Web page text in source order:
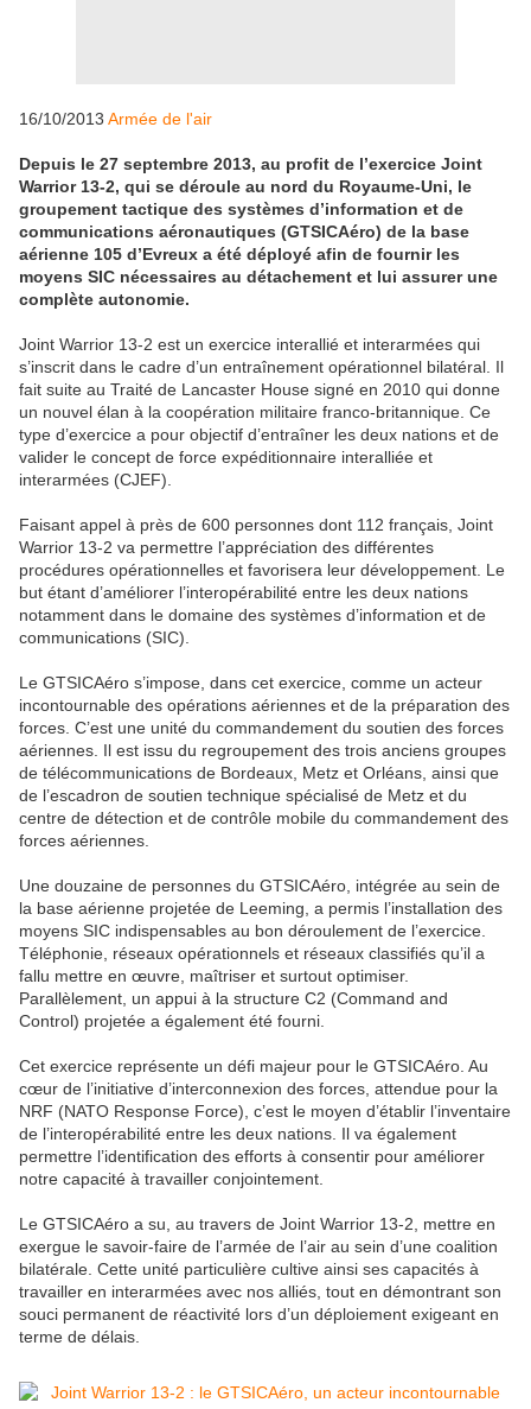
16/10/2013 Armée de l'air
Depuis le 27 septembre 2013, au profit de l’exercice Joint
Warrior 13-2, qui se déroule au nord du Royaume-Uni, le
groupement tactique des systèmes d’information et de
communications aéronautiques (GTSICAéro) de la base
aérienne 105 d’Evreux a été déployé afin de fournir les
moyens SIC nécessaires au détachement et lui assurer une
complète autonomie.
Joint Warrior 13-2 est un exercice interallié et interarmées qui
s’inscrit dans le cadre d’un entraînement opérationnel bilatéral. Il
fait suite au Traité de Lancaster House signé en 2010 qui donne
un nouvel élan à la coopération militaire franco-britannique. Ce
type d’exercice a pour objectif d’entraîner les deux nations et de
valider le concept de force expéditionnaire interalliée et
interarmées (CJEF).
Faisant appel à près de 600 personnes dont 112 français, Joint
Warrior 13-2 va permettre l’appréciation des différentes
procédures opérationnelles et favorisera leur développement. Le
but étant d’améliorer l’interopérabilité entre les deux nations
notamment dans le domaine des systèmes d’information et de
communications (SIC).
Le GTSICAéro s’impose, dans cet exercice, comme un acteur
incontournable des opérations aériennes et de la préparation des
forces. C’est une unité du commandement du soutien des forces
aériennes. Il est issu du regroupement des trois anciens groupes
de télécommunications de Bordeaux, Metz et Orléans, ainsi que
de l’escadron de soutien technique spécialisé de Metz et du
centre de détection et de contrôle mobile du commandement des
forces aériennes.
Une douzaine de personnes du GTSICAéro, intégrée au sein de
la base aérienne projetée de Leeming, a permis l’installation des
moyens SIC indispensables au bon déroulement de l’exercice.
Téléphonie, réseaux opérationnels et réseaux classifiés qu’il a
fallu mettre en œuvre, maîtriser et surtout optimiser.
Parallèlement, un appui à la structure C2 (Command and
Control) projetée a également été fourni.
Cet exercice représente un défi majeur pour le GTSICAéro. Au
cœur de l’initiative d’interconnexion des forces, attendue pour la
NRF (NATO Response Force), c’est le moyen d’établir l’inventaire
de l’interopérabilité entre les deux nations. Il va également
permettre l’identification des efforts à consentir pour améliorer
notre capacité à travailler conjointement.
Le GTSICAéro a su, au travers de Joint Warrior 13-2, mettre en
exergue le savoir-faire de l’armée de l’air au sein d’une coalition
bilatérale. Cette unité particulière cultive ainsi ses capacités à
travailler en interarmées avec nos alliés, tout en démontrant son
souci permanent de réactivité lors d’un déploiement exigeant en
terme de délais.